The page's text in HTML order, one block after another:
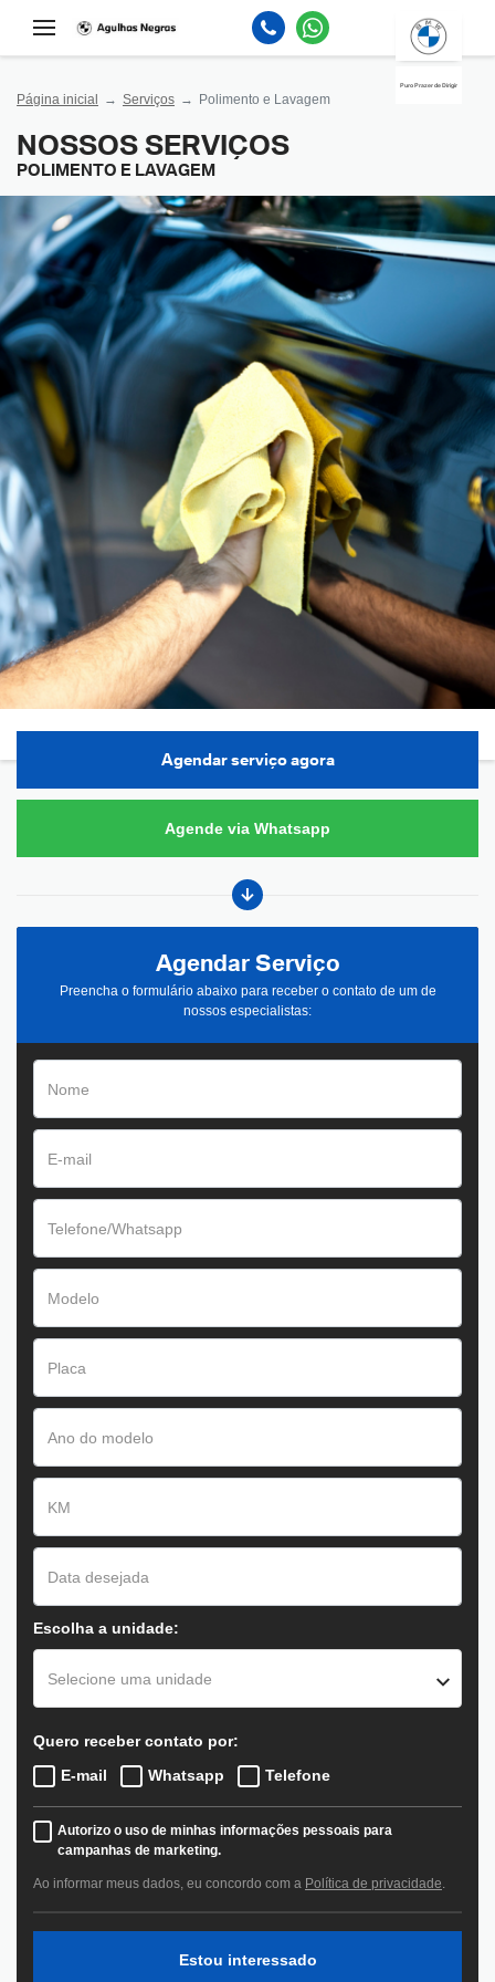
Puro Prazer de Dirigir
Página inicial Serviços Polimento e Lavagem
NOSSOS SERVIÇOS
POLIMENTO E LAVAGEM
Agendar serviço agora
Agende via Whatsapp
Agendar Serviço
Preencha o formulário abaixo para receber o contato de um de
nossos especialistas:
Escolha a unidade:
Selecione uma unidade
Quero receber contato por:
E-mail
Whatsapp Telefone
Autorizo o uso de minhas informações pessoais para
campanhas de marketing.
Ao informar meus dados, eu concordo com a Política de privacidade.
Estou interessado